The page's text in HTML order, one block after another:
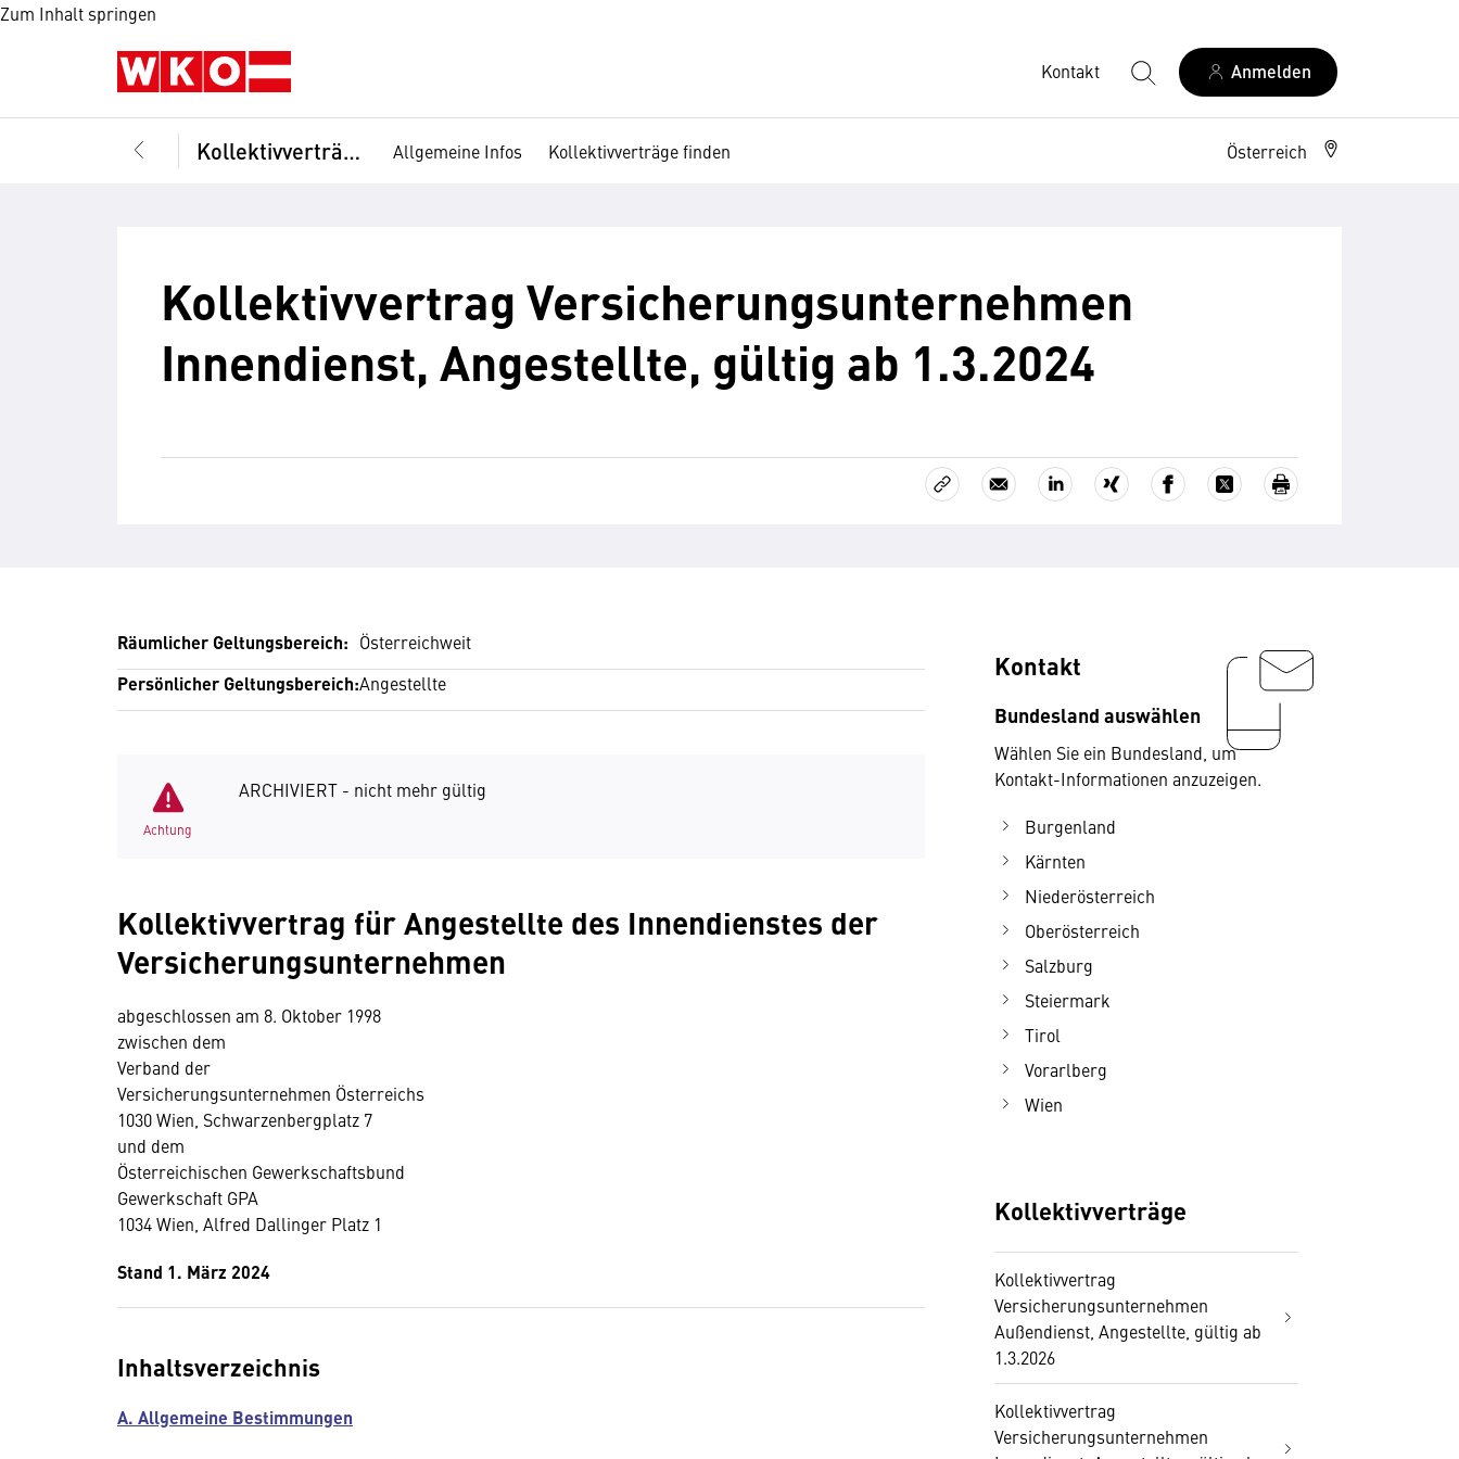
Zum Inhalt springen
Kontakt Anmelden
Kollektivverträge Allgemeine Infos Kollektivverträge finden Österreich
Kollektivvertrag Versicherungsunternehmen
Innendienst, Angestellte, gültig ab 1.3.2024
Räumlicher Geltungsbereich: Österreichweit
Persönlicher Geltungsbereich:Angestellte
Achtung
ARCHIVIERT - nicht mehr gültig
Kollektivvertrag für Angestellte des Innendienstes der
Versicherungsunternehmen
abgeschlossen am 8. Oktober 1998
zwischen dem
Verband der
Versicherungsunternehmen Österreichs
1030 Wien, Schwarzenbergplatz 7
und dem
Österreichischen Gewerkschaftsbund
Gewerkschaft GPA
1034 Wien, Alfred Dallinger Platz 1
Stand 1. März 2024
Inhaltsverzeichnis
A. Allgemeine Bestimmungen
Kontakt
Bundesland auswählen
Wählen Sie ein Bundesland, um
Kontakt-Informationen anzuzeigen.
Burgenland
Kärnten
Niederösterreich
Oberösterreich
Salzburg
Steiermark
Tirol
Vorarlberg
Wien
Kollektivverträge
Kollektivvertrag
Versicherungsunternehmen
Außendienst, Angestellte, gültig ab
1.3.2026
Kollektivvertrag
Versicherungsunternehmen